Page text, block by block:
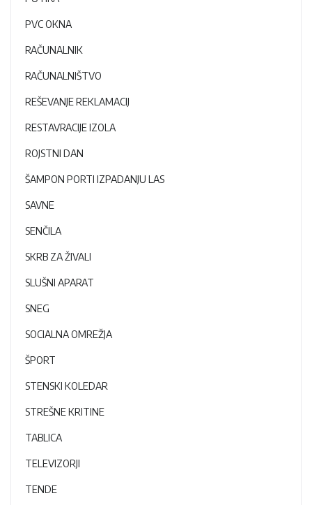
PVC OKNA
RAČUNALNIK
RAČUNALNIŠTVO
REŠEVANJE REKLAMACIJ
RESTAVRACIJE IZOLA
ROJSTNI DAN
ŠAMPON PORTI IZPADANJU LAS
SAVNE
SENČILA
SKRB ZA ŽIVALI
SLUŠNI APARAT
SNEG
SOCIALNA OMREŽJA
ŠPORT
STENSKI KOLEDAR
STREŠNE KRITINE
TABLICA
TELEVIZORJI
TENDE